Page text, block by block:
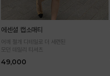
에센셜 캡소매티
어깨 절개 디테일로 더 세련된
모던 데일리 티셔츠
49,000